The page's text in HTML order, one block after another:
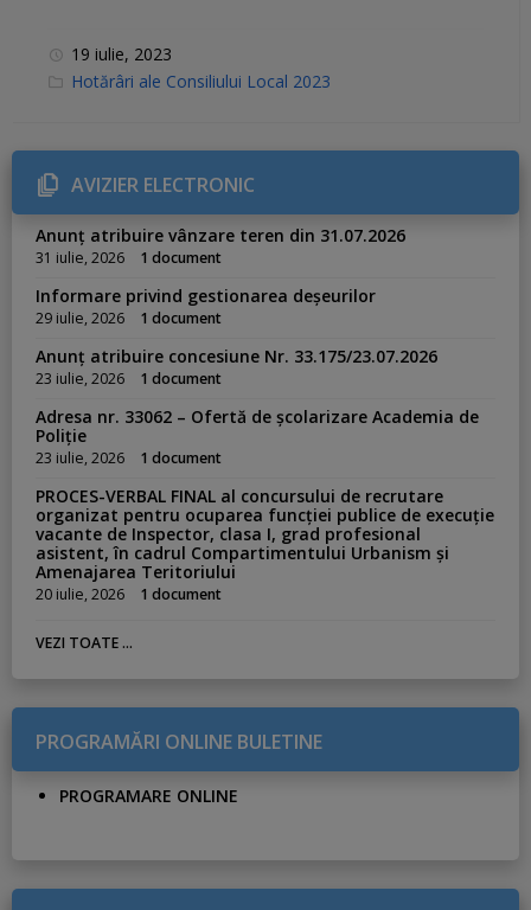
19 iulie, 2023
C
r
i
e
s
Hotărâri ale Consiliului Local 2023
AVIZIER ELECTRONIC
Anunț atribuire vânzare teren din 31.07.2026
31 iulie, 2026 1 document
Informare privind gestionarea deșeurilor
29 iulie, 2026 1 document
Anunț atribuire concesiune Nr. 33.175/23.07.2026
23 iulie, 2026 1 document
Adresa nr. 33062 – Ofertă de școlarizare Academia de
Poliție
23 iulie, 2026 1 document
PROCES-VERBAL FINAL al concursului de recrutare
organizat pentru ocuparea funcției publice de execuție
vacante de Inspector, clasa I, grad profesional
asistent, în cadrul Compartimentului Urbanism și
Amenajarea Teritoriului
20 iulie, 2026 1 document
VEZI TOATE ...
PROGRAMĂRI ONLINE BULETINE
PROGRAMARE ONLINE